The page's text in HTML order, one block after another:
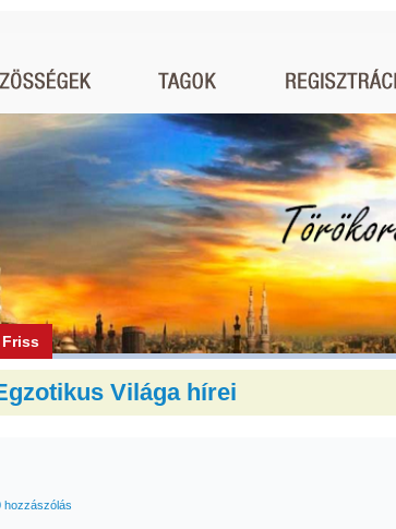
Friss
Világa hírei
hozzászólás